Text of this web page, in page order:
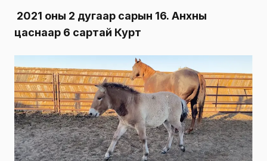
2021 оны 2 дугаар сарын 16. Анхны
цаснаар 6 сартай Курт